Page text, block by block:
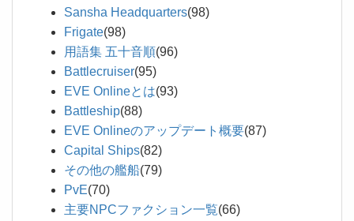
Sansha Headquarters(98)
Frigate(98)
用語集 五十音順(96)
Battlecruiser(95)
EVE Onlineとは(93)
Battleship(88)
EVE Onlineのアップデート概要(87)
Capital Ships(82)
その他の艦船(79)
PvE(70)
主要NPCファクション一覧(66)